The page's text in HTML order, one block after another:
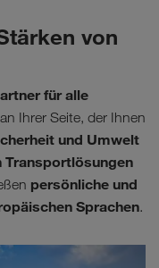
von
für alle
an Ihrer Seite, der Ihnen
und Umwelt
Transportlösungen
persönliche und
Sprachen.